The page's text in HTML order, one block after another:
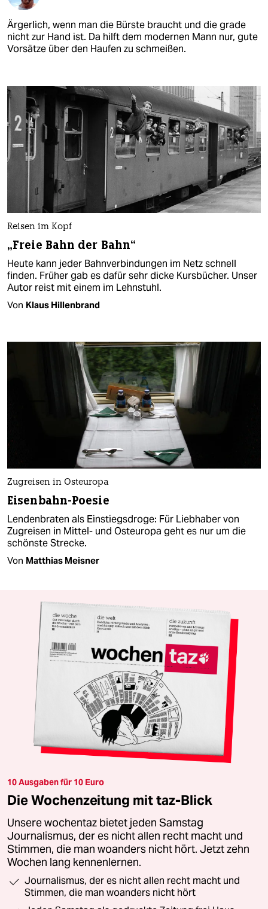
Ärgerlich, wenn man die Bürste braucht und die grade
nicht zur Hand ist. Da hilft dem modernen Mann nur, gute
Vorsätze über den Haufen zu schmeißen.
Reisen im Kopf
„Freie Bahn der Bahn“
Heute kann jeder Bahnverbindungen im Netz schnell
finden. Früher gab es dafür sehr dicke Kursbücher. Unser
Autor reist mit einem im Lehnstuhl.
Von Klaus Hillenbrand
Zugreisen in Osteuropa
Eisenbahn-Poesie
Lendenbraten als Einstiegsdroge: Für Liebhaber von
Zugreisen in Mittel- und Osteuropa geht es nur um die
schönste Strecke.
Von Matthias Meisner
10 Ausgaben für 10 Euro
Die Wochenzeitung mit taz-Blick
Unsere wochentaz bietet jeden Samstag
Journalismus, der es nicht allen recht macht und
Stimmen, die man woanders nicht hört. Jetzt zehn
Wochen lang kennenlernen.
Journalismus, der es nicht allen recht macht und
Stimmen, die man woanders nicht hört